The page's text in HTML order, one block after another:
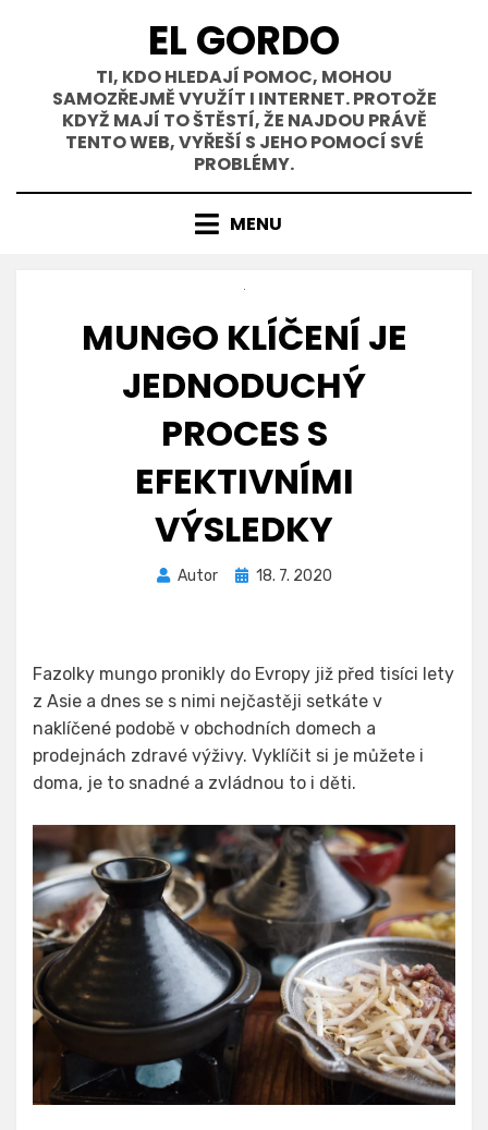
EL GORDO
TI, KDO HLEDAJÍ POMOC, MOHOU
SAMOZŘEJMĚ VYUŽÍT I INTERNET. PROTOŽE
KDYŽ MAJÍ TO ŠTĚSTÍ, ŽE NAJDOU PRÁVĚ
TENTO WEB, VYŘEŠÍ S JEHO POMOCÍ SVÉ
PROBLÉMY.
MENU
MUNGO KLÍČENÍ JE
JEDNODUCHÝ
PROCES S
EFEKTIVNÍMI
VÝSLEDKY
Autor
Zveřejněno
18. 7. 2020
Fazolky mungo pronikly do Evropy již před tisíci lety
z Asie a dnes se s nimi nejčastěji setkáte v
naklíčené podobě v obchodních domech a
prodejnách zdravé výživy. Vyklíčit si je můžete i
doma, je to snadné a zvládnou to i děti.